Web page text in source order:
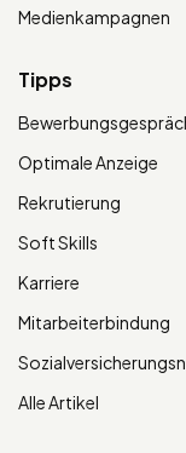
Medienkampagnen
Tipps
Optimale Anzeige
Rekrutierung
Soft Skills
Karriere
Mitarbeiterbindung
Alle Artikel